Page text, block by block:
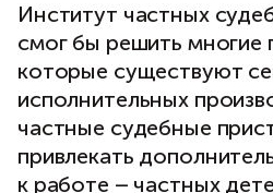
Институт частных
смог бы решить многие
которые существуют
исполнительных
частные судебные
привлекать
к работе – частных